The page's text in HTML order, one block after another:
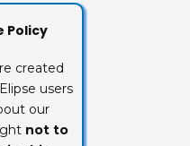
Policy
created
users
our
not to